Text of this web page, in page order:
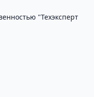
"Техэксперт